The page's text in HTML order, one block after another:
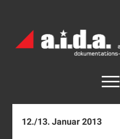
Archiv
München
open
menu
facebook
rss
12./13. Januar 2013